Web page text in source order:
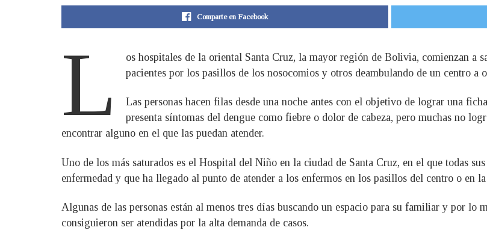
Comparte en Facebook
L
os hospitales de la oriental Santa Cruz, la mayor región de Bolivia, comienzan a
pacientes por los pasillos de los nosocomios y otros deambulando de un centro a
Las personas hacen filas desde una noche antes con el objetivo de lograr una
presenta síntomas del dengue como fiebre o dolor de cabeza, pero muchas no
encontrar alguno en el que las puedan atender.
Uno de los más saturados es el Hospital del Niño en la ciudad de Santa Cruz, en el que todas
enfermedad y que ha llegado al punto de atender a los enfermos en los pasillos del centro o en
Algunas de las personas están al menos tres días buscando un espacio para su familiar y por lo
consiguieron ser atendidas por la alta demanda de casos.